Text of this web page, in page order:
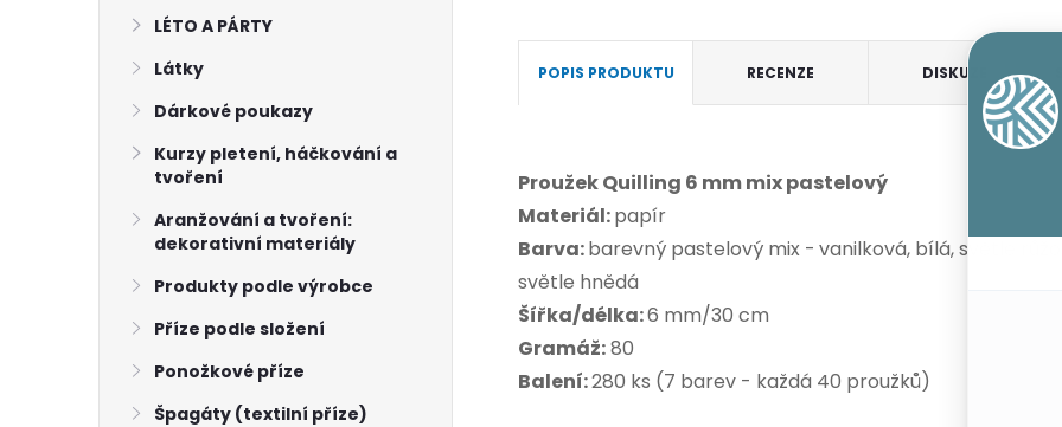
LÉTO A PÁRTY
Látky
Dárkové poukazy
Kurzy pletení, háčkování a
tvoření
Aranžování a tvoření:
dekorativní materiály
Produkty podle výrobce
Příze podle složení
Ponožkové příze
Špagáty (textilní příze)
POPIS PRODUKTU RECENZE DISKUZE
Proužek Quilling 6 mm mix pastelový
Materiál:papír
Barva:barevný pastelový mix - vanilková, bílá, světle
světle hnědá
Šířka/délka:6 mm/30 cm
Gramáž:80
Balení:280 ks (7 barev - každá 40 proužků)